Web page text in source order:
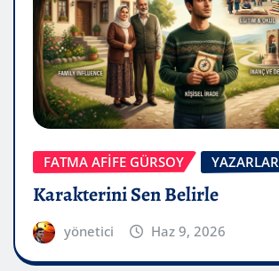
FATMA AFİFE GÜRSOY YAZARLAR
Karakterini Sen Belirle
yönetici Haz 9, 2026